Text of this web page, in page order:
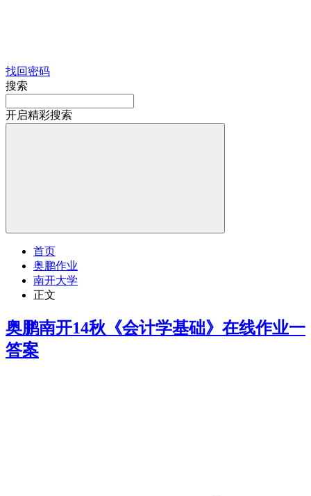
找回密码
搜索
开启精彩搜索
首页
奥鹏作业
南开大学
正文
奥鹏南开14秋《会计学基础》在线作业一
答案